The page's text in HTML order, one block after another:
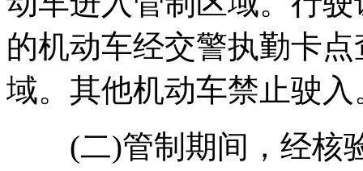
的机动车经交警执勤卡
域。其他机动车禁止驶入
(二)管制期间，经核